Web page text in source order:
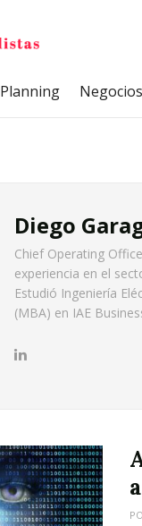
Planning Negocios
Diego
Chief Operating
experiencia en el
Estudió Ingeniería
(MBA) en IAE